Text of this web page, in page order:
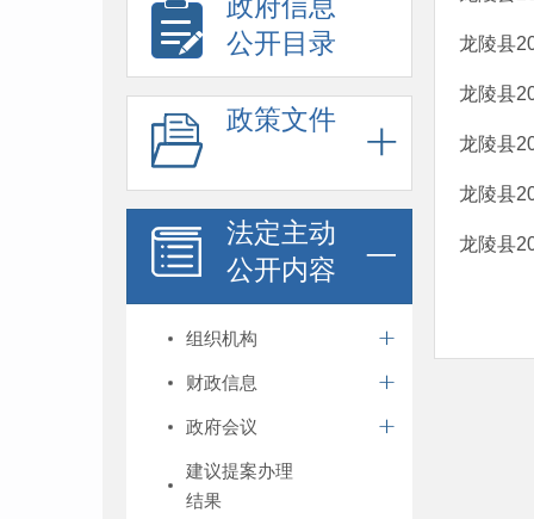
公开目录
政策文件
法定主动
公开内容
组织机构
财政信息
政府会议
建议提案办理
结果
龙陵县
龙陵县
龙陵县
龙陵县
龙陵县